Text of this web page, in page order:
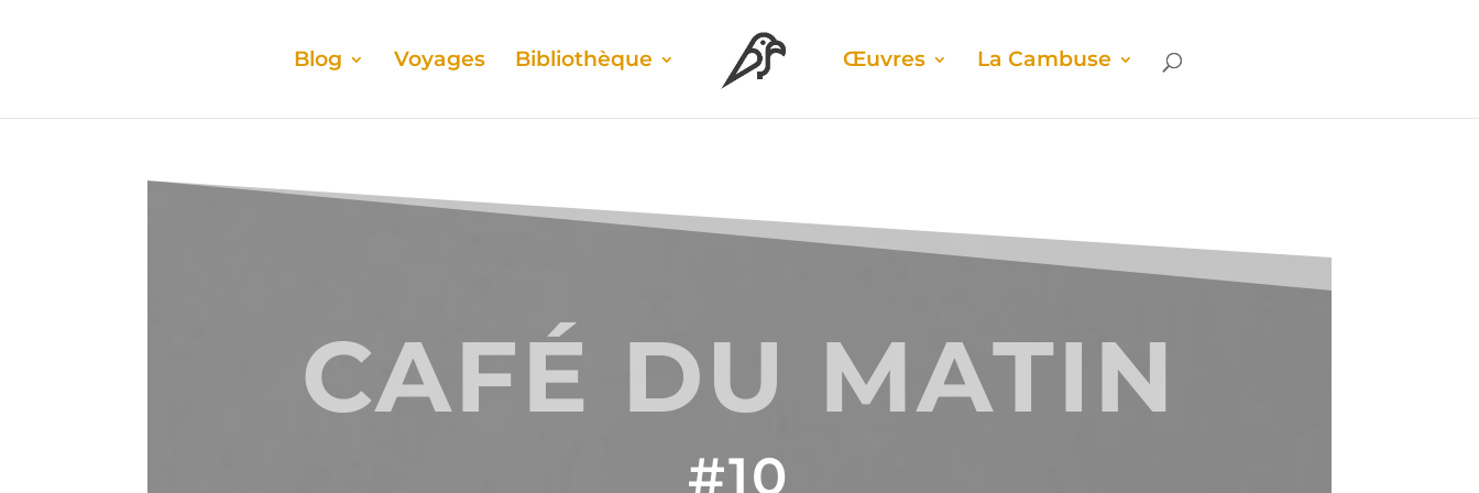
Blog Voyages Biblio­thèque Œuvres La Cam­buse
CAFÉ DU MATIN
#10